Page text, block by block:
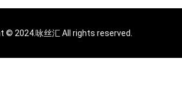
© 2024.咏丝汇 All rights reserved.